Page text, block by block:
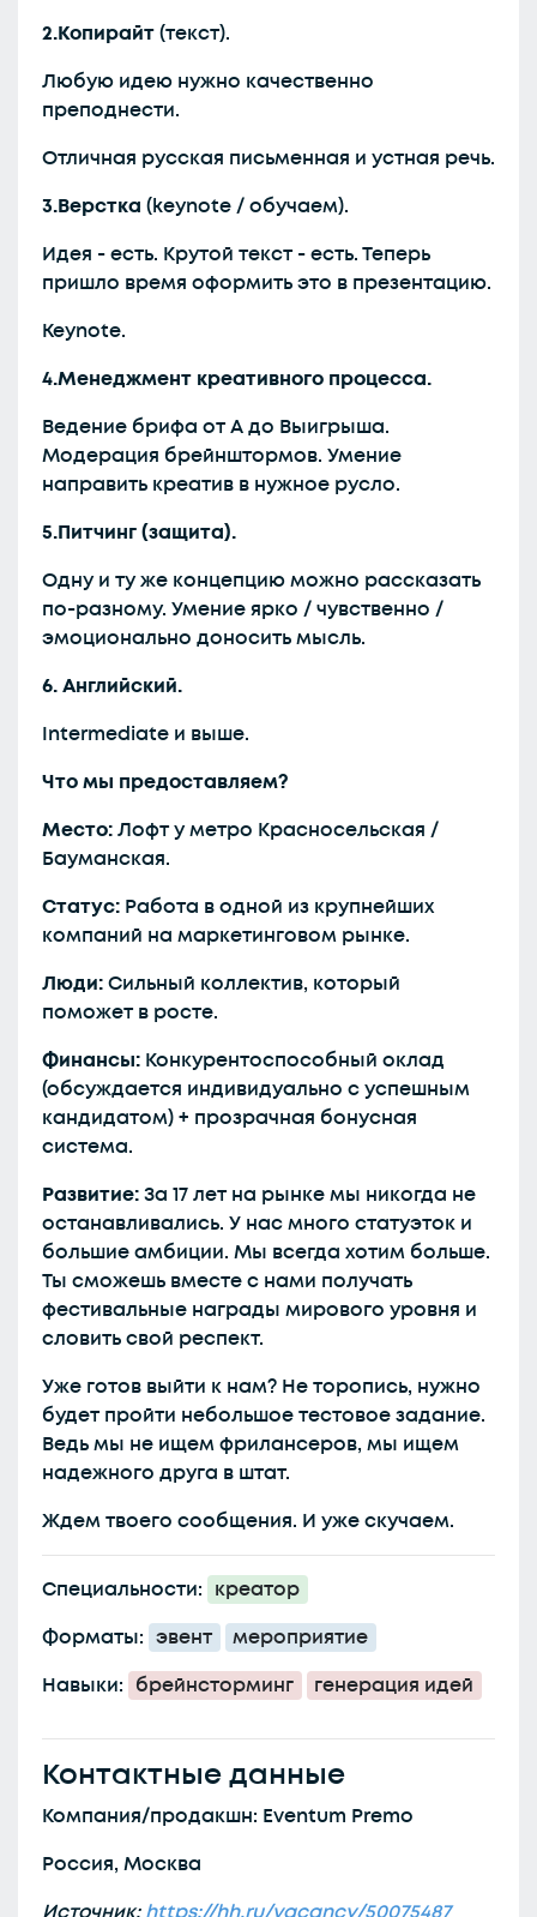
2.Копирайт(текст).
Любую идею нужно качественно
преподнести.
Отличная русская письменная и устная речь.
3.Верстка (keynote / обучаем).
Идея - есть. Крутой текст - есть. Теперь
пришло время оформить это в презентацию.
Keynote.
4.Менеджмент креативного процесса.
Ведение брифа от А до Выигрыша.
Модерация брейнштормов. Умение
направить креатив в нужное русло.
5.Питчинг (защита).
Одну и ту же концепцию можно рассказать
по-разному. Умение ярко / чувственно /
эмоционально доносить мысль.
6. Английский.
Intermediate и выше.
Что мы предоставляем?
Место:Лофт у метро Красносельская /
Бауманская.
Статус: Работа в одной из крупнейших
компаний на маркетинговом рынке.
Люди:Сильный коллектив, который
поможет в росте.
Финансы: Конкурентоспособный оклад
(обсуждается индивидуально с успешным
кандидатом) + прозрачная бонусная
система.
Развитие:За 17 лет на рынке мы никогда не
останавливались. У нас много статуэток и
большие амбиции. Мы всегда хотим больше.
Ты сможешь вместе с нами получать
фестивальные награды мирового уровня и
словить свой респект.
Уже готов выйти к нам? Не торопись, нужно
будет пройти небольшое тестовое задание.
Ведь мы не ищем фрилансеров, мы ищем
надежного друга в штат.
Ждем твоего сообщения. И уже скучаем.
Специальности: креатор
Форматы: эвент
мероприятие
Навыки: брейнсторминг генерация идей
Контактные данные
Компания/продакшн: Eventum Premo
Россия, Москва